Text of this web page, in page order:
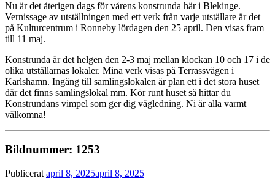
Nu är det återigen dags för vårens konstrunda här i Blekinge.
Vernissage av utställningen med ett verk från varje utställare är det
på Kulturcentrum i Ronneby lördagen den 25 april. Den visas fram
till 11 maj.
Konstrunda är det helgen den 2-3 maj mellan klockan 10 och 17 i de
olika utställarnas lokaler. Mina verk visas på Terrassvägen i
Karlshamn. Ingång till samlingslokalen är plan ett i det stora huset
där det finns samlingslokal mm. Kör runt huset så hittar du
Konstrundans vimpel som ger dig vägledning. Ni är alla varmt
välkomna!
Bildnummer: 1253
Publicerat april 8, 2025april 8, 2025